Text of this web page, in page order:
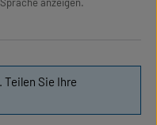
Sie Ihre